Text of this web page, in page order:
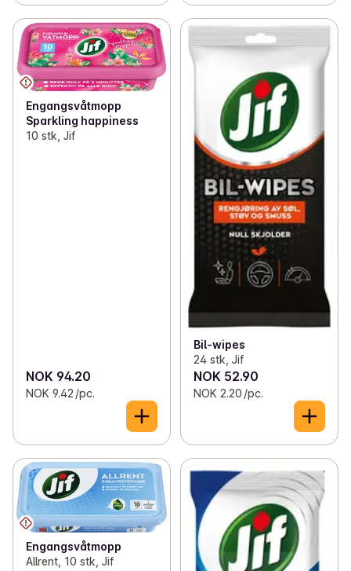
Engangsvåtmopp
Sparkling happiness
10 stk, Jif
NOK 94.20
NOK 9.42 /pc.
Bil-wipes
24 stk, Jif
NOK 52.90
NOK 2.20 /pc.
Engangsvåtmopp
Allrent, 10 stk, Jif